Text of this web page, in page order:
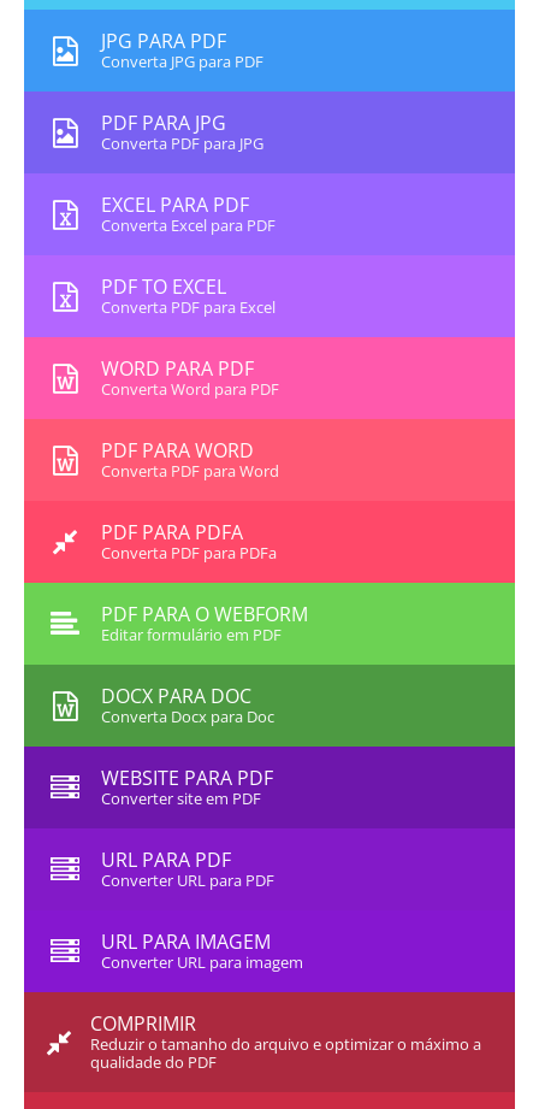
JPG PARA PDF
Converta JPG para PDF
PDF PARA JPG
Converta PDF para JPG
EXCEL PARA PDF
Converta Excel para PDF
PDF TO EXCEL
Converta PDF para Excel
WORD PARA PDF
Converta Word para PDF
PDF PARA WORD
Converta PDF para Word
PDF PARA PDFA
Converta PDF para PDFa
PDF PARA O WEBFORM
Editar formulário em PDF
DOCX PARA DOC
Converta Docx para Doc
WEBSITE PARA PDF
Converter site em PDF
URL PARA PDF
Converter URL para PDF
URL PARA IMAGEM
Converter URL para imagem
COMPRIMIR
Reduzir o tamanho do arquivo e optimizar o máximo a
qualidade do PDF